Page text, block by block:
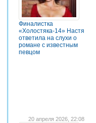
Финалистка
«Холостяка-14» Настя
ответила на слухи о
романе с известным
певцом
20 апреля 2026, 22:08